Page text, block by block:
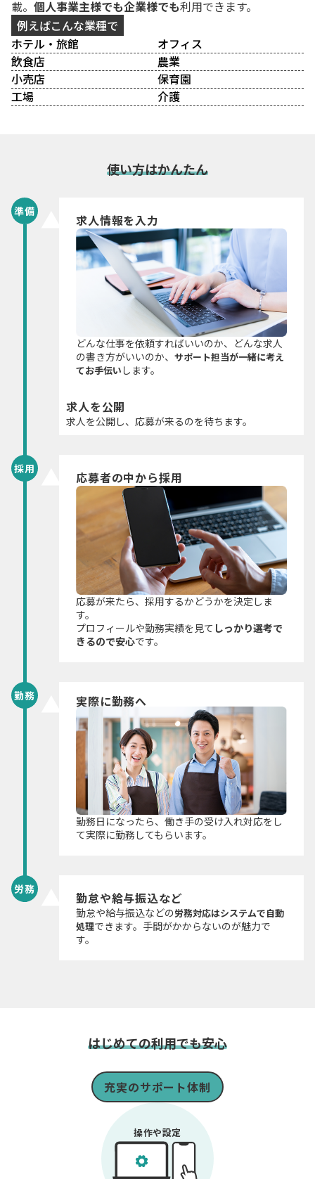
載。 個人事業主様でも企業様でも利用できます。
例えばこんな業種で
ホテル・旅館
オフィス
飲食店
農業
小売店
保育園
工場
介護
使い方はかんたん
準備
求人情報を入力
どんな仕事を依頼すればいいのか、どんな求人
の書き方がいいのか、サポート担当が一緒に考え
てお手伝い します。
求人を公開
求人を公開し、応募が来るのを待ちます。
採用
応募者の中から採用
応募が来たら、採用するかどうかを決定しま
す。
プロフィールや勤務実績を見て しっかり選考で
きるので安心です。
勤務 実際に勤務へ
勤務日になったら、働き手の受け入れ対応をし
て実際に勤務してもらいます。
労務
勤怠や給与振込など
勤怠や給与振込などの労務対応はシステムで自動
処理できます。手間がかからないのが魅力で
す。
はじめての利用でも安心
充実のサポート体制
操作や設定